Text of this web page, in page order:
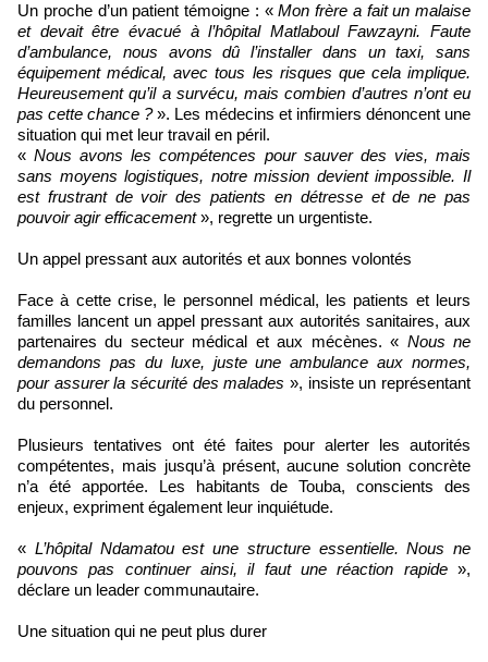
Un proche d’un patient témoigne : «Mon frère a fait un malaise
et devait être évacué à l’hôpital Matlaboul Fawzayni. Faute
d’ambulance, nous avons dû l’installer dans un taxi, sans
équipement médical, avec tous les risques que cela implique.
Heureusement qu’il a survécu, mais combien d’autres n’ont eu
pas cette chance ?». Les médecins et infirmiers dénoncent une
situation qui met leur travail en péril.
«Nous avons les compétences pour sauver des vies, mais
sans moyens logistiques, notre mission devient impossible. Il
est frustrant de voir des patients en détresse et de ne pas
pouvoir agir efficacement», regrette un urgentiste.
Un appel pressant aux autorités et aux bonnes volontés
Face à cette crise, le personnel médical, les patients et leurs
familles lancent un appel pressant aux autorités sanitaires, aux
partenaires du secteur médical et aux mécènes. « Nous ne
demandons pas du luxe, juste une ambulance aux normes,
pour assurer la sécurité des malades », insiste un représentant
du personnel.
Plusieurs tentatives ont été faites pour alerter les autorités
compétentes, mais jusqu’à présent, aucune solution concrète
n’a été apportée. Les habitants de Touba, conscients des
enjeux, expriment également leur inquiétude.
« L’hôpital Ndamatou est une structure essentielle. Nous ne
pouvons pas continuer ainsi, il faut une réaction rapide »,
déclare un leader communautaire.
Une situation qui ne peut plus durer